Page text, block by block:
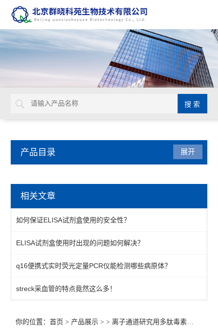
产品目录
smartox biotech蛛毒素
smartox biotech芋螺毒素
smartox biotech蝎毒素
查看全部 >>
展开
相关文章
如何保证ELISA试剂盒使用的安全性？
ELISA试剂盒使用时出现的问题如何解决？
q16便携式实时荧光定量PCR仪能检测哪些病原体？
streck采血管的特点竟然这么多！
你的位置：首页 > 产品展示 > > 离子通道研究用多肽毒素>Lys-